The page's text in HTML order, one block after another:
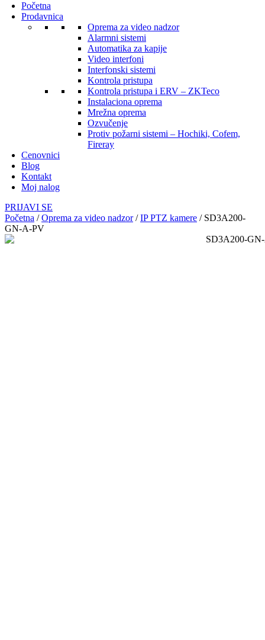
Početna
Prodavnica
Oprema za video nadzor
Alarmni sistemi
Automatika za kapije
Video interfoni
Interfonski sistemi
Kontrola pristupa
Kontrola pristupa i ERV – ZKTeco
Instalaciona oprema
Mrežna oprema
Ozvučenje
Protiv požarni sistemi – Hochiki, Cofem,
Fireray
Cenovnici
Blog
Kontakt
Moj nalog
PRIJAVI SE
Početna /Oprema za video nadzor/IP PTZ kamere / SD3A200-
GN-A-PV